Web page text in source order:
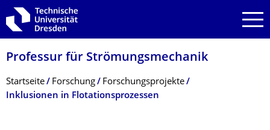
Zur Hauptnavigation springen
Zur Suche springen
Zum Inhalt springen
Professur für Strömungsmechanik
Breadcrumb-Menü
Startseite Forschung
Forschungsprojekte
Inklusionen in Flotationsprozessen